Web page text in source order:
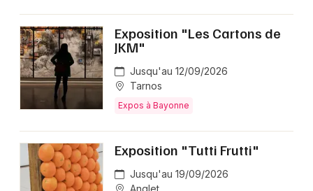
Exposition "Les Cartons de
JKM"
Jusqu'au 12/09/2026
Tarnos
Expos à Bayonne
Exposition "Tutti Frutti"
Jusqu'au 19/09/2026
Anglet